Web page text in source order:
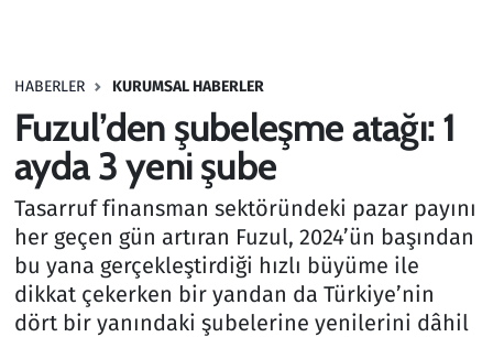
HABERLER KURUMSAL HABERLER
Fuzul’den şubeleşme atağı: 1
ayda 3 yeni şube
Tasarruf finansman sektöründeki pazar payını
her geçen gün artıran Fuzul, 2024’ün başından
bu yana gerçekleştirdiği hızlı büyüme ile
dikkat çekerken bir yandan da Türkiye’nin
dört bir yanındaki şubelerine yenilerini dâhil
Haber
Kültür Sanat
Kurumsal Haberler
Lezzet Durağı
Memur ve Kamu